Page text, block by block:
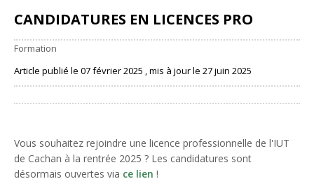
CANDIDATURES EN LICENCES PRO
Formation
Article publié le 07 février 2025 , mis à jour le 27 juin 2025
Vous souhaitez rejoindre une licence professionnelle de l'IUT
de Cachan à la rentrée 2025 ? Les candidatures sont
désormais ouvertes via ce lien !